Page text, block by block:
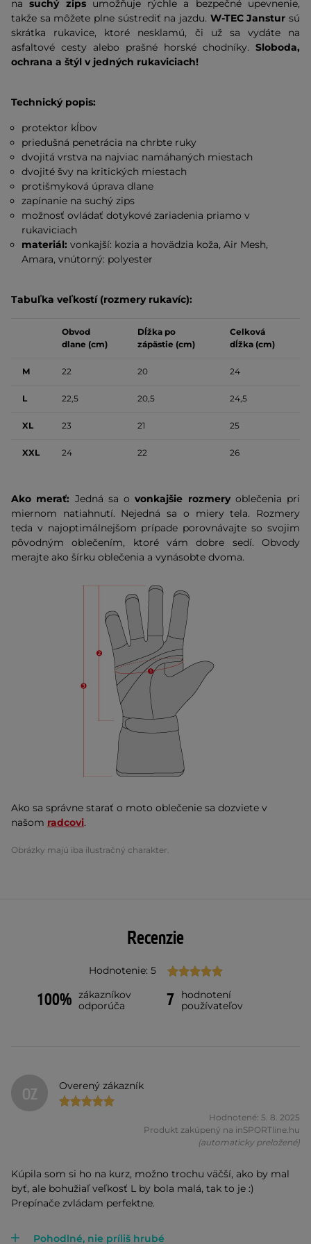
na suchý zipsumožňuje rýchle a bezpečné upevnenie,
takže sa môžete plne sústrediť na jazdu. W-TEC Janstur sú
skrátka rukavice, ktoré nesklamú, či už sa vydáte na
asfaltové cesty alebo prašné horské chodníky. Sloboda,
ochrana a štýl v jedných rukaviciach!
Technický popis:
protektor kĺbov
priedušná penetrácia na chrbte ruky
dvojitá vrstva na najviac namáhaných miestach
dvojité švy na kritických miestach
protišmyková úprava dlane
zapínanie na suchý zips
možnosť ovládať dotykové zariadenia priamo v
rukaviciach
materiál: vonkajší: kozia a hovädzia koža, Air Mesh,
Amara, vnútorný: polyester
Tabuľka veľkostí (rozmery rukavíc):
Obvod
dlane (cm)
Dĺžka po
zápästie (cm)
Celková
dĺžka (cm)
M 22 20 24
L 22,5 20,5 24,5
XL 23 21 25
XXL 24 22 26
Ako merať: Jedná sa ovonkajšie rozmeryoblečenia pri
miernom natiahnutí. Nejedná sa o miery tela. Rozmery
teda v najoptimálnejšom prípade porovnávajte so svojim
pôvodným oblečením, ktoré vám dobre sedí. Obvody
merajte ako šírku oblečenia a vynásobte dvoma.
Ako sa správne starať o moto oblečenie sa dozviete v
našom radcovi.
Obrázky majú iba ilustračný charakter.
Recenzie
Hodnotenie: 5
100% zákazníkov
odporúča
7
hodnotení
používateľov
OZ Overený zákazník
Hodnotené: 5. 8. 2025
Produkt zakúpený na inSPORTline.hu
(automaticky preložené)
Kúpila som si ho na kurz, možno trochu väčší, ako by mal
byť, ale bohužiaľ veľkosť L by bola malá, tak to je :)
Prepínače zvládam perfektne.
Pohodlné, nie príliš hrubé